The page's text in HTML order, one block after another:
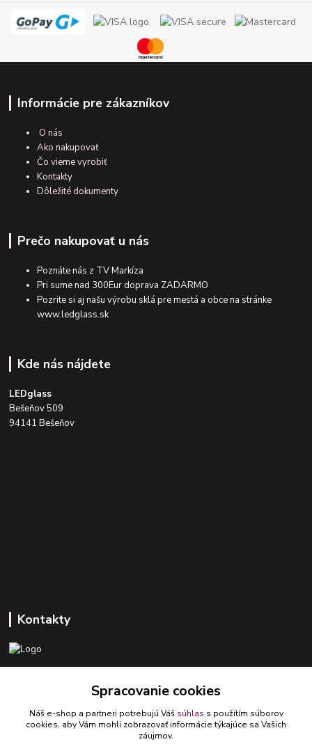
Informácie pre zákazníkov
O nás
Ako nakupovať
Čo vieme vyrobiť
Kontakty
Dôležité dokumenty
Prečo nakupovať u nás
Poznáte nás z TV Markíza
Pri sume nad 300Eur doprava ZADARMO
Pozrite si aj našu výrobu sklá pre mestá a obce na stránke
www.ledglass.sk
Kde nás nájdete
LEDglass
Bešeňov 509
94141 Bešeňov
Kontakty
ledlumar@ledlumar.sk
Spracovanie cookies
Náš e-shop a partneri potrebujú Váš súhlas s použitím súborov
cookies, aby Vám mohli zobrazovať informácie týkajúce sa Vašich
záujmov.